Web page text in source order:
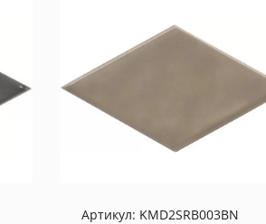
Артикул: KMD2SRB003BN